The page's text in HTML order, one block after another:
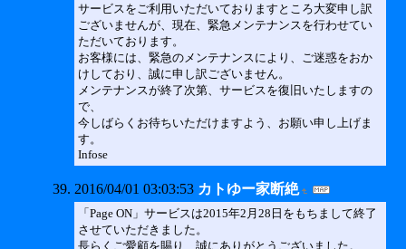
サービスをご利用いただいておりますところ大変申し訳
ございませんが、現在、緊急メンテナンスを行わせてい
ただいております。
お客様には、緊急のメンテナンスにより、ご迷惑をおか
けしており、誠に申し訳ございません。
メンテナンスが終了次第、サービスを復旧いたしますの
で、
今しばらくお待ちいただけますよう、お願い申し上げま
す。
Infose
2016/04/01 03:03:53 カトゆー家断絶
「Page ON」サービスは2015年2月28日をもちまして終了
させていただきました。
長らくご愛顧を賜り、誠にありがとうございました。